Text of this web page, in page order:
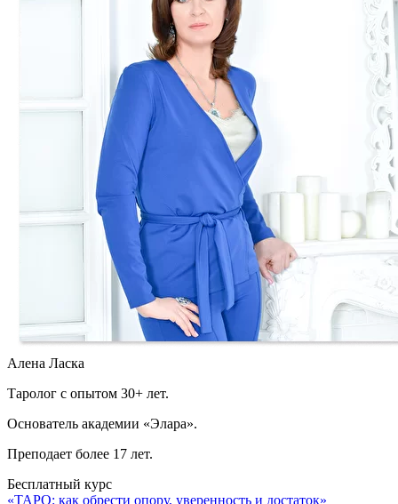
Алена Ласка
Таролог с опытом 30+ лет.
Основатель академии «Элара».
Преподает более 17 лет.
Бесплатный курс
«ТАРО: как обрести опору, уверенность и достаток»